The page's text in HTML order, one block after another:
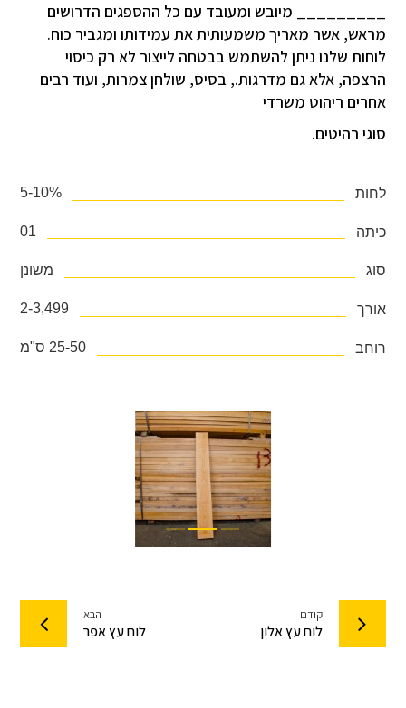
_________ מיובש ומעובד עם כל ההספגים הדרושים
מראש, אשר מאריך משמעותית את עמידותו ומגביר כוח.
לוחות שלנו ניתן להשתמש בבטחה לייצור לא רק כיסוי
הרצפה, אלא גם מדרגות., בסיס, שולחן צמרות, ועוד רבים
אחרים ריהוט משרדי
סוגי רהיטים.
לחות 5-10%
כיתה 01
סוג משונן
אורך 2-3,499
רוחב 25-50 ס"מ
קודם
לוח עץ אלון
הבא
לוח עץ אפר